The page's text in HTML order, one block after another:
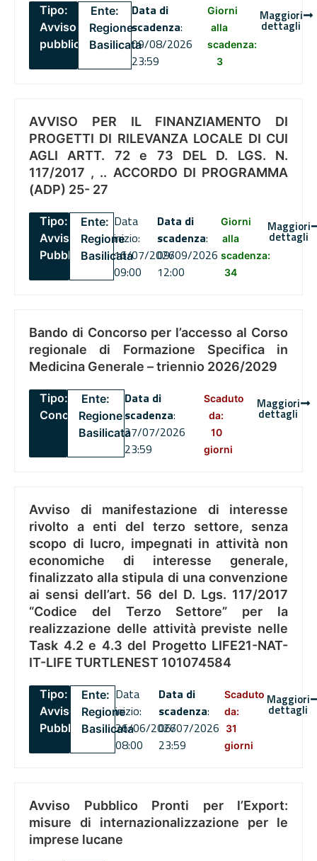
Tipo:
Avviso
pubblico
Ente:
Regione
Basilicata
Data di
scadenza:
09/08/2026
23:59
Giorni
alla
scadenza:
3
Maggiori
dettagli
AVVISO PER IL FINANZIAMENTO DI
PROGETTI DI RILEVANZA LOCALE DI CUI
AGLI ARTT. 72 e 73 DEL D. LGS. N.
117/2017 , .. ACCORDO DI PROGRAMMA
(ADP) 25- 27
Tipo:
Avviso
Pubblico
Ente:
Regione
Basilicata
Data
inizio:
16/07/2026
09:00
Data di
scadenza:
09/09/2026
12:00
Giorni
alla
scadenza:
34
Maggiori
dettagli
Bando di Concorso per l’accesso al Corso
regionale di Formazione Specifica in
Medicina Generale – triennio 2026/2029
Tipo:
Concorsi
Ente:
Regione
Basilicata
Data di
scadenza:
27/07/2026
23:59
Scaduto
da:
10
giorni
Maggiori
dettagli
Avviso di manifestazione di interesse
rivolto a enti del terzo settore, senza
scopo di lucro, impegnati in attività non
economiche di interesse generale,
finalizzato alla stipula di una convenzione
ai sensi dell’art. 56 del D. Lgs. 117/2017
“Codice del Terzo Settore” per la
realizzazione delle attività previste nelle
Task 4.2 e 4.3 del Progetto LIFE21-NAT-
IT-LIFE TURTLENEST 101074584
Tipo:
Avviso
Pubblico
Ente:
Regione
Basilicata
Data
inizio:
26/06/2026
08:00
Data di
scadenza:
06/07/2026
23:59
Scaduto
da:
31
giorni
Maggiori
dettagli
Avviso Pubblico Pronti per l’Export:
misure di internazionalizzazione per le
imprese lucane